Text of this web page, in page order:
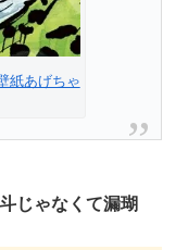
紙あげちゃ
じゃなくて漏瑚